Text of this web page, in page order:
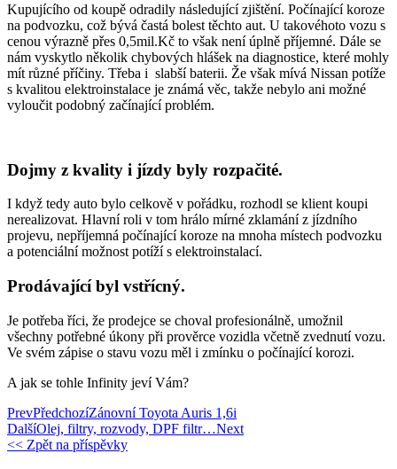
Kupujícího od koupě odradily následující zjištění. Počínající koroze
na podvozku, což bývá častá bolest těchto aut. U takovéhoto vozu s
cenou výrazně přes 0,5mil.Kč to však není úplně příjemné. Dále se
nám vyskytlo několik chybových hlášek na diagnostice, které mohly
mít různé příčiny. Třeba i slabší baterii. Že však mívá Nissan potíže
s kvalitou elektroinstalace je známá věc, takže nebylo ani možné
vyloučit podobný začínající problém.
Dojmy z kvality i jízdy byly rozpačité.
I když tedy auto bylo celkově v pořádku, rozhodl se klient koupi
nerealizovat. Hlavní roli v tom hrálo mírné zklamání z jízdního
projevu, nepříjemná počínající koroze na mnoha místech podvozku
a potenciální možnost potíží s elektroinstalací.
Prodávající byl vstřícný.
Je potřeba říci, že prodejce se choval profesionálně, umožnil
všechny potřebné úkony při prověrce vozidla včetně zvednutí vozu.
Ve svém zápise o stavu vozu měl i zmínku o počínající korozi.
A jak se tohle Infinity jeví Vám?
PrevPředchozíZánovní Toyota Auris 1,6i
DalšíOlej, filtry, rozvody, DPF filtr…Next
<< Zpět na příspěvky